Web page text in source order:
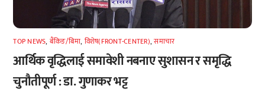
TOP NEWS, बैंकिङ/बिमा, विशेष(FRONT-CENTER),समाचार
आर्थिक वृद्धिलाई समावेशी नबनाए सुशासन र समृद्धि
चुनौतीपूर्ण : डा. गुणाकर भट्ट